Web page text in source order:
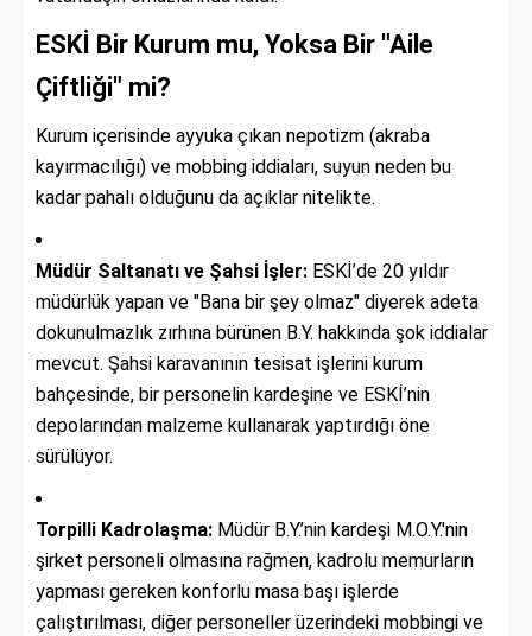
ESKİ Bir Kurum mu, Yoksa Bir "Aile
Çiftliği" mi?
Kurum içerisinde ayyuka çıkan nepotizm (akraba
kayırmacılığı) ve mobbing iddiaları, suyun neden bu
kadar pahalı olduğunu da açıklar nitelikte.
Müdür Saltanatı ve Şahsi İşler: ESKİ’de 20 yıldır
müdürlük yapan ve "Bana bir şey olmaz" diyerek adeta
dokunulmazlık zırhına bürünen B.Y. hakkında şok iddialar
mevcut. Şahsi karavanının tesisat işlerini kurum
bahçesinde, bir personelin kardeşine ve ESKİ’nin
depolarından malzeme kullanarak yaptırdığı öne
sürülüyor.
Torpilli Kadrolaşma: Müdür B.Y.’nin kardeşi M.O.Y.'nin
şirket personeli olmasına rağmen, kadrolu memurların
yapması gereken konforlu masa başı işlerde
çalıştırılması, diğer personeller üzerindeki mobbingi ve